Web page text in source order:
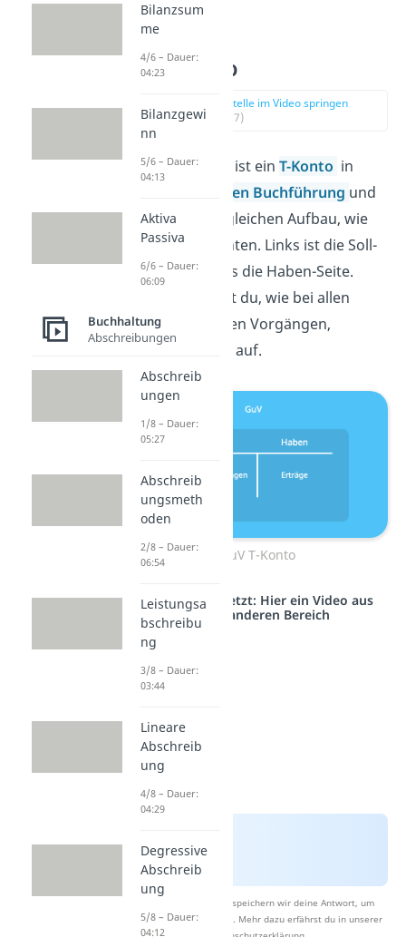
GuV Konto
zur Stelle im Video springen
(00:37)
Das GuV Konto ist einT-Konto in
Doppelten Buchführung und
hat somit den gleichen Aufbau, wie
alle andern Konten. Links ist die Soll-
Seite und rechts die Haben-Seite.
Auch hier stellst du, wie bei allen
buchhalterischen Vorgängen,
Buchungssätze auf.
GuV T-Konto
Studyflix vernetzt: Hier ein Video aus
einem anderen Bereich
Nach Beantwortung speichern wir deine Antwort, um
Studyflix zu verbessern. Mehr dazu erfährst du in unserer
Bilanzsum
me
4/6 – Dauer:
04:23
Bilanzgewi
nn
5/6 – Dauer:
04:13
Aktiva
Passiva
6/6 – Dauer:
06:09
Buchhaltung
Abschreibungen
Abschreib
ungen
1/8 – Dauer:
05:27
Abschreib
ungsmeth
oden
2/8 – Dauer:
06:54
Leistungsa
bschreibu
ng
3/8 – Dauer:
03:44
Lineare
Abschreib
ung
4/8 – Dauer:
04:29
Degressive
Abschreib
ung
5/8 – Dauer:
04:12